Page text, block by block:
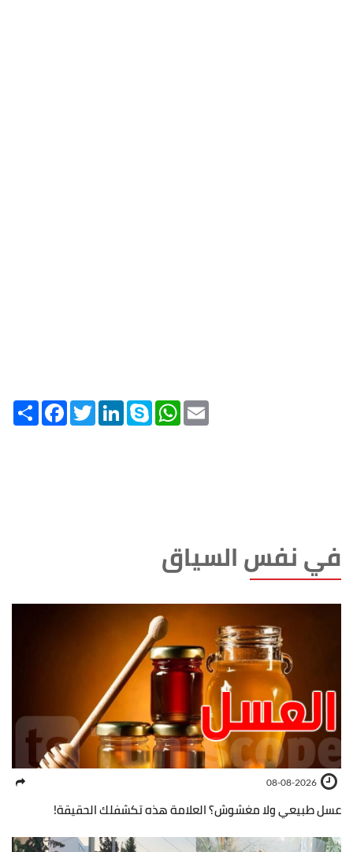
Share FacebookTwitterLinkedInSkype WhatsApp
في نفس السياق
08-08-2026
عسل طبيعي ولا مغشوش؟ العلامة هذه تكشفلك الحقيقة!